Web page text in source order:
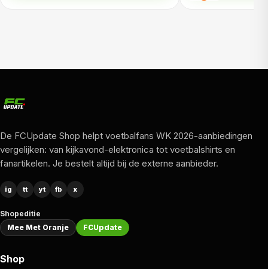
De FCUpdate Shop helpt voetbalfans WK 2026-aanbiedingen
vergelijken: van kijkavond-elektronica tot voetbalshirts en
fanartikelen. Je bestelt altijd bij de externe aanbieder.
ig tt yt fb x
Shopeditie
Mee Met Oranje
FCUpdate
Shop